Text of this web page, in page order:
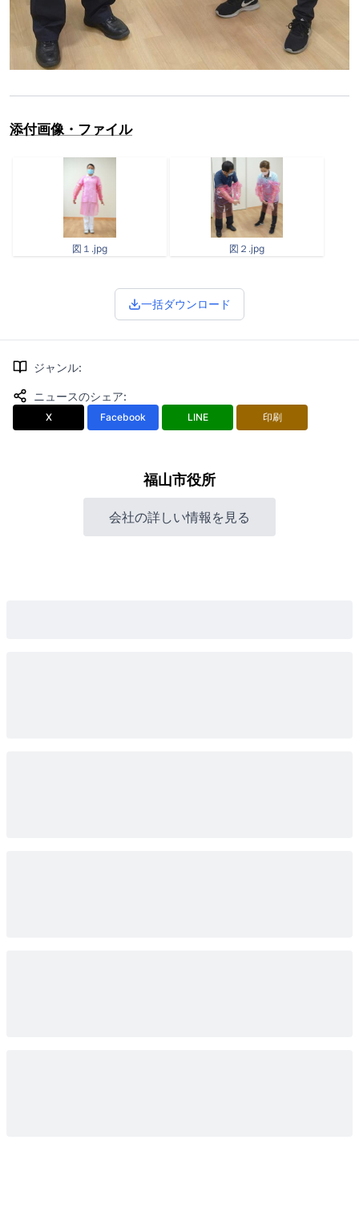
添付画像・ファイル
図１.jpg 図２.jpg
一括ダウンロード
ジャンル:
ニュースのシェア:
X Facebook LINE 印刷
福山市役所
会社の詳しい情報を見る